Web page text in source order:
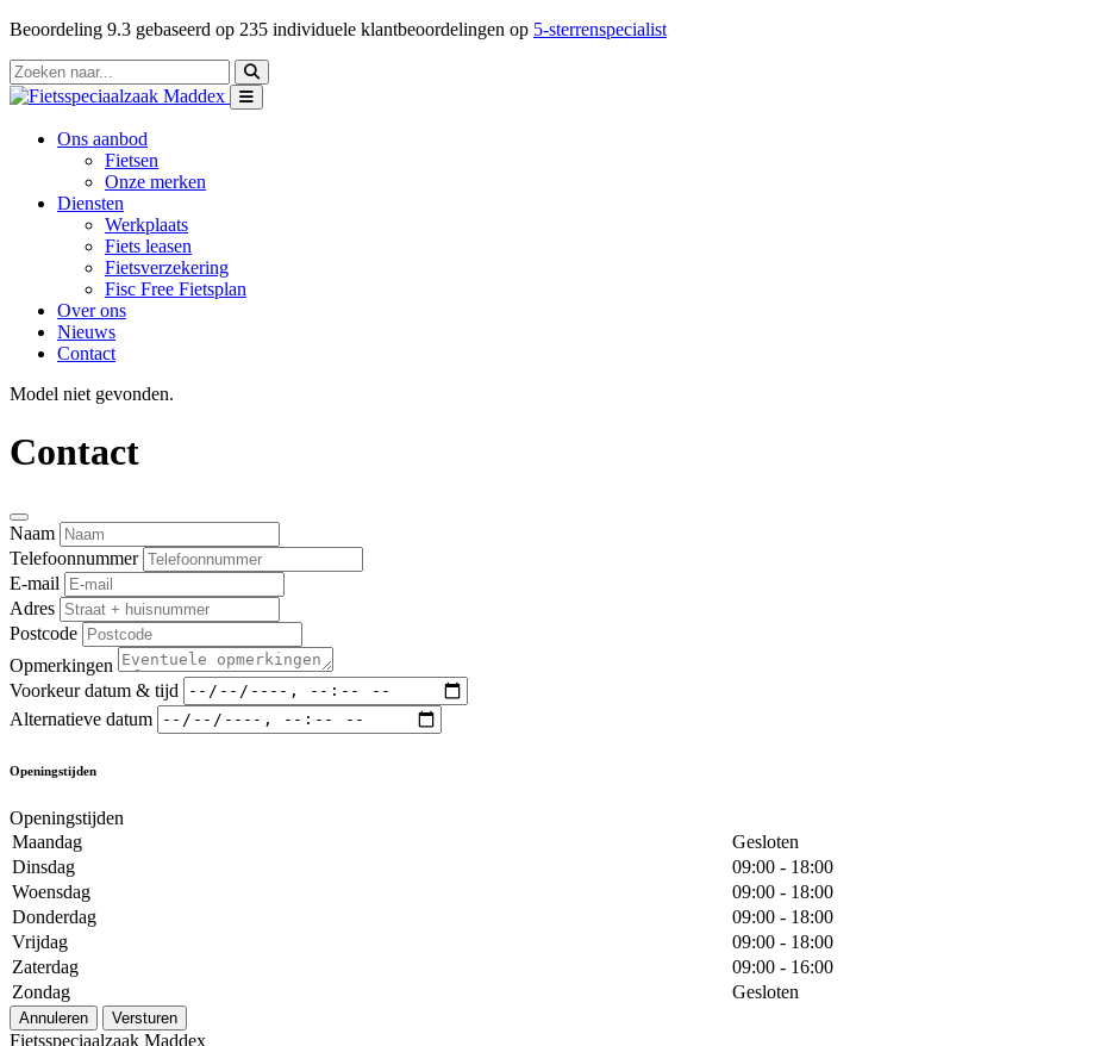
Beoordeling 9.3 gebaseerd op 235 individuele klantbeoordelingen op 5-sterrenspecialist
Ons aanbod
Fietsen
Onze merken
Diensten
Werkplaats
Fiets leasen
Fietsverzekering
Fisc Free Fietsplan
Over ons
Nieuws
Contact
Model niet gevonden.
Contact
Naam
Telefoonnummer
E-mail
Adres
Postcode
Opmerkingen
Voorkeur datum & tijd
Alternatieve datum
Openingstijden
Openingstijden
Maandag
Gesloten
Dinsdag
09:00 - 18:00
Woensdag
09:00 - 18:00
Donderdag
09:00 - 18:00
Vrijdag
09:00 - 18:00
Zaterdag
09:00 - 16:00
Zondag
Gesloten
Annuleren Versturen
Fietsspeciaalzaak Maddex